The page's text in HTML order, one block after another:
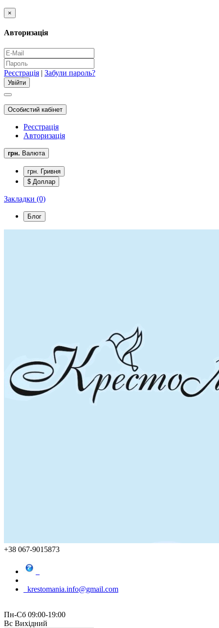
×
Авторизація
Реєстрація | Забули пароль?
Особистий кабінет
Реєстрація
Авторизація
грн. Валюта
грн. Гривня
$ Доллар
Закладки (0)
Блог
+38 067-9015873
krestomania.info@gmail.com
Пн-Сб 09:00-19:00
Вс Вихідний